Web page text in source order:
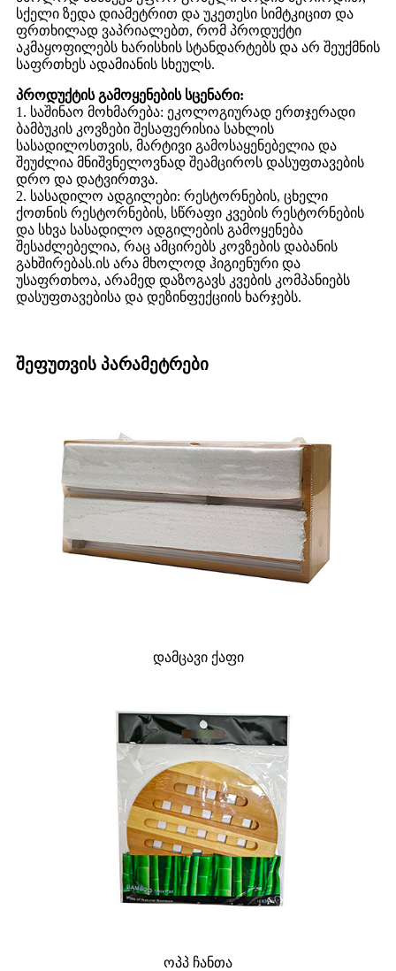
სქელი ზედა დიამეტრით და უკეთესი სიმტკიცით და
ფრთხილად ვაპრიალებთ, რომ პროდუქტი
აკმაყოფილებს ხარისხის სტანდარტებს და არ შეუქმნის
საფრთხეს ადამიანის სხეულს.
პროდუქტის გამოყენების სცენარი:
1. საშინაო მოხმარება: ეკოლოგიურად ერთჯერადი
ბამბუკის კოვზები შესაფერისია სახლის
სასადილოსთვის, მარტივი გამოსაყენებელია და
შეუძლია მნიშვნელოვნად შეამციროს დასუფთავების
დრო და დატვირთვა.
2. სასადილო ადგილები: რესტორნების, ცხელი
ქოთნის რესტორნების, სწრაფი კვების რესტორნების
და სხვა სასადილო ადგილების გამოყენება
შესაძლებელია, რაც ამცირებს კოვზების დაბანის
გახშირებას.ის არა მხოლოდ ჰიგიენური და
უსაფრთხოა, არამედ დაზოგავს კვების კომპანიებს
დასუფთავებისა და დეზინფექციის ხარჯებს.
შეფუთვის პარამეტრები
დამცავი ქაფი
ოპპ ჩანთა